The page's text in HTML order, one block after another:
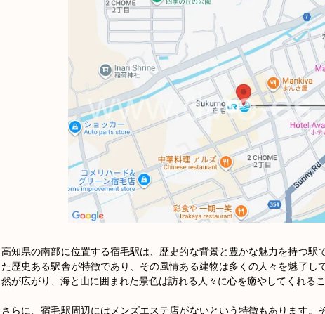
高知県の南部に位置する宿毛駅は、歴史的な背景と豊かな魅力を持つ駅
た歴史ある駅舎が特徴であり、その風情ある建物は多くの人々を魅了し
然が広がり、海と山に囲まれた景色は訪れる人々に心を癒やしてくれるこ
さらに、宿毛駅周辺にはメンズエステ店がないという特徴もあります。